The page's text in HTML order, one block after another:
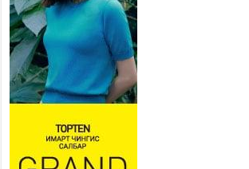
Ерөнхий сайд Н.Учрал БНХАУ-
аас Монгол Улсад суугаа
Элчин сайд Шэнь
Миньжюанийг хүлээн авч
уулзав
2026 оны 7 сар 21 / 16 цаг 39 минут
БҮГД НАЙРАМДАХ ТАЖИКИСТАН УЛСТАЙ
ЭДИЙН ЗАСГИЙН ХАМТЫН АЖИЛЛАГААГ
ӨРГӨЖҮҮЛНЭ
2026 оны 7 сар 21 / 16 цаг 34 минут